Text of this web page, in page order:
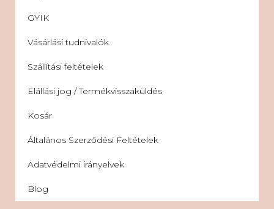
GYIK
Vásárlási tudnivalók
Szállítási feltételek
Elállási jog / Termékvisszaküldés
Kosár
Általános Szerződési Feltételek
Adatvédelmi irányelvek
Blog